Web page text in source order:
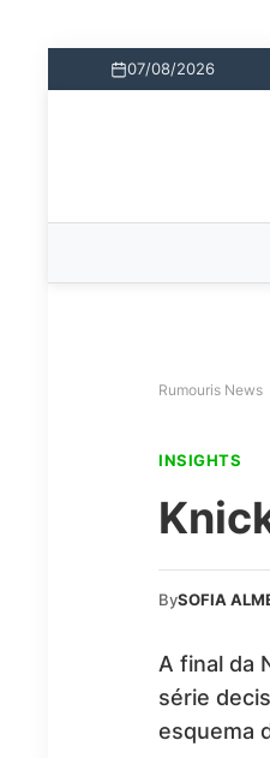
07/08/2026
Rumouris News
INSIGHTS
BySOFIA
A final da
série
esquema